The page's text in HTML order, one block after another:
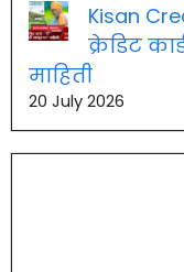
Kisan
क्रेडिट
माहिती
20 July 2026